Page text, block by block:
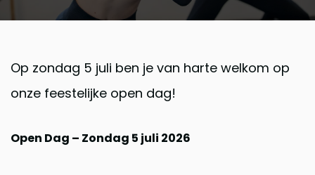
Op zondag 5 juli ben je van harte welkom op
onze feestelijke open dag!
Open Dag – Zondag 5 juli 2026